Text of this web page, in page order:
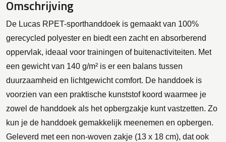
Omschrijving
De Lucas RPET-sporthanddoek is gemaakt van 100%
gerecycled polyester en biedt een zacht en absorberend
oppervlak, ideaal voor trainingen of buitenactiviteiten. Met
een gewicht van 140 g/m² is er een balans tussen
duurzaamheid en lichtgewicht comfort. De handdoek is
voorzien van een praktische kunststof koord waarmee je
zowel de handdoek als het opbergzakje kunt vastzetten. Zo
kun je de handdoek gemakkelijk meenemen en opbergen.
Geleverd met een non-woven zakje (13 x 18 cm), dat ook